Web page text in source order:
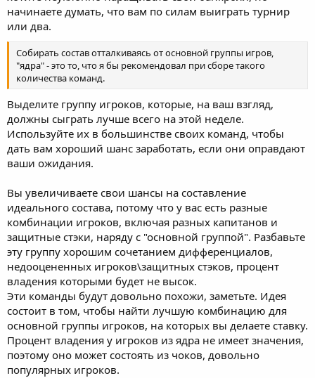
начинаете думать, что вам по силам выиграть турнир
или два.
Собирать состав отталкиваясь от основной группы игров,
"ядра" - это то, что я бы рекомендовал при сборе такого
количества команд.
Выделите группу игроков, которые, на ваш взгляд,
должны сыграть лучше всего на этой неделе.
Используйте их в большинстве своих команд, чтобы
дать вам хороший шанс заработать, если они оправдают
ваши ожидания.
Вы увеличиваете свои шансы на составление
идеального состава, потому что у вас есть разные
комбинации игроков, включая разных капитанов и
защитные стэки, наряду с "основной группой". Разбавьте
эту группу хорошим сочетанием дифференциалов,
недооцененных игроков\защитных стэков, процент
владения которыми будет не высок.
Эти команды будут довольно похожи, заметьте. Идея
состоит в том, чтобы найти лучшую комбинацию для
основной группы игроков, на которых вы делаете ставку.
Процент владения у игроков из ядра не имеет значения,
поэтому оно может состоять из чоков, довольно
популярных игроков.